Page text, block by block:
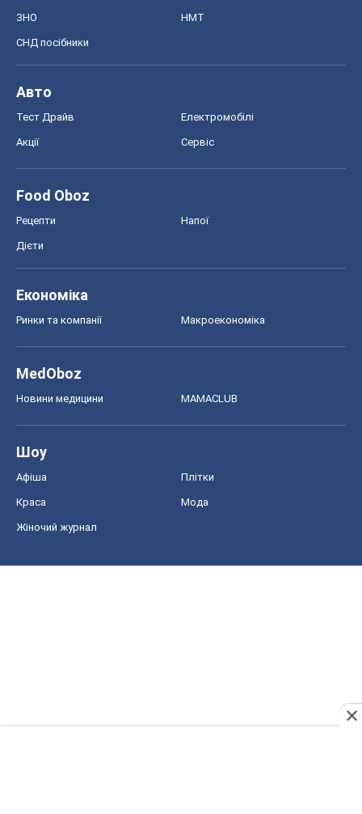
ЗНО НМТ
СНД посібники
Авто
Тест Драйв Електромобілі
Акції Сервіс
Food Oboz
Рецепти Напої
Дієти
Економіка
Ринки та компанії Макроекономіка
MedOboz
Новини медицини MAMACLUB
Шоу
Афіша Плітки
Краса Мода
Жіночий журнал